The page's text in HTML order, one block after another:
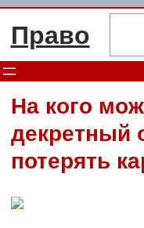
Перейти
Право
На кого
декретный
потерять